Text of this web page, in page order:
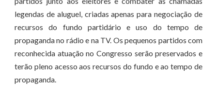
legendas de aluguel, criadas apenas para negociação de
recursos do fundo partidário e uso do tempo de
propaganda no rádio e na TV. Os pequenos partidos com
reconhecida atuação no Congresso serão preservados e
terão pleno acesso aos recursos do fundo e ao tempo de
propaganda.